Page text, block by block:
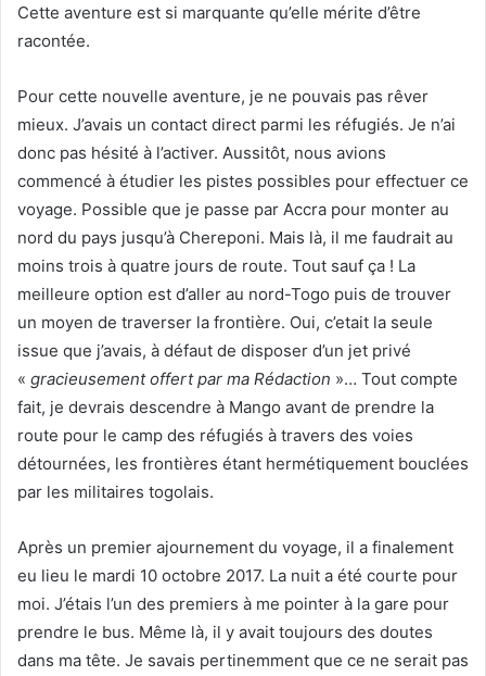
Cette aventure est si marquante qu’elle mérite d’être
racontée.
Pour cette nouvelle aventure, je ne pouvais pas rêver
mieux. J’avais un contact direct parmi les réfugiés. Je n’ai
donc pas hésité à l’activer. Aussitôt, nous avions
commencé à étudier les pistes possibles pour effectuer ce
voyage. Possible que je passe par Accra pour monter au
nord du pays jusqu’à Chereponi. Mais là, il me faudrait au
moins trois à quatre jours de route. Tout sauf ça ! La
meilleure option est d’aller au nord-Togo puis de trouver
un moyen de traverser la frontière. Oui, c’etait la seule
issue que j’avais, à défaut de disposer d’un jet privé
« gracieusement offert par ma Rédaction »… Tout compte
fait, je devrais descendre à Mango avant de prendre la
route pour le camp des réfugiés à travers des voies
détournées, les frontières étant hermétiquement bouclées
par les militaires togolais.
Après un premier ajournement du voyage, il a finalement
eu lieu le mardi 10 octobre 2017. La nuit a été courte pour
moi. J’étais l’un des premiers à me pointer à la gare pour
prendre le bus. Même là, il y avait toujours des doutes
dans ma tête. Je savais pertinemment que ce ne serait pas